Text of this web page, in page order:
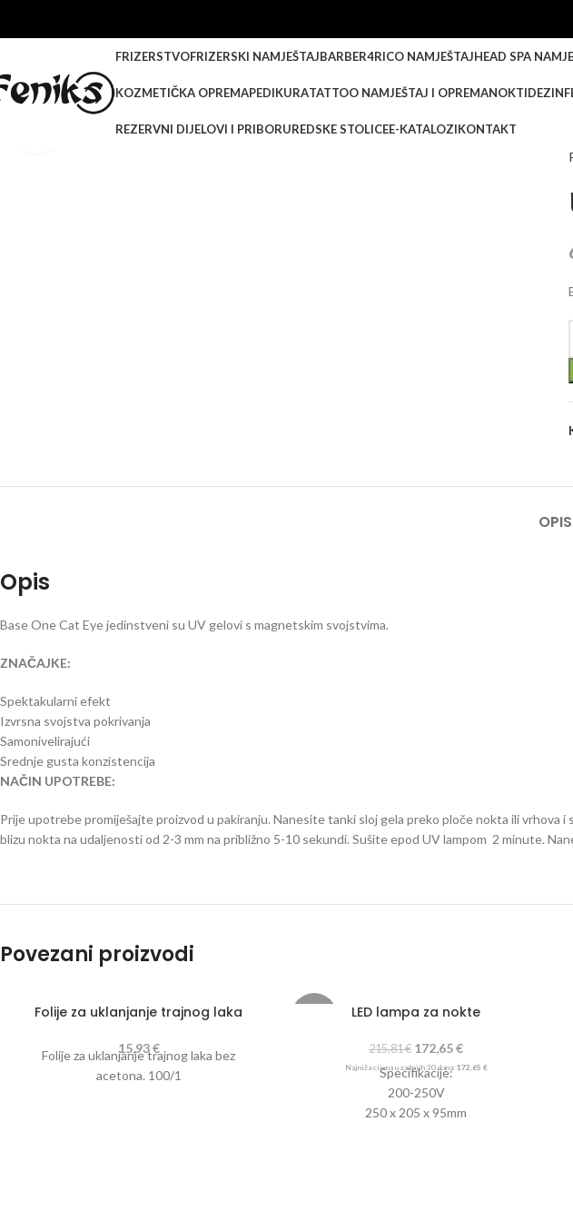
FRIZERSTVOFRIZERSKI NAMJEŠTAJBARBER4RICO NAMJEŠTAJHEAD SPA
KOZMETIČKA OPREMAPEDIKURATATTOO NAMJEŠTAJ I OPREMANOKTI
REZERVNI DIJELOVI I PRIBORUREDSKE STOLICEE-KATALOZIKONTAKT
Klikni za veću sliku
OPIS
Opis
Base One Cat Eye jedinstveni su UV gelovi s magnetskim svojstvima.
ZNAČAJKE:
Spektakularni efekt
Izvrsna svojstva pokrivanja
Samonivelirajući
Srednje gusta konzistencija
NAČIN UPOTREBE:
Prije upotrebe promiješajte proizvod u pakiranju. Nanesite tanki sloj gela preko ploče nokta ili
blizu nokta na udaljenosti od 2-3 mm na približno 5-10 sekundi. Sušite epod UV lampom 2 minute.
Povezani proizvodi
Folije za uklanjanje trajnog laka
15,93€
Folije za uklanjanje trajnog laka bez
acetona. 100/1
LED lampa za nokte
215,81€ 172,65€
Najniža cijena u zadnjih 30 dana: 172,65 €
Specifikacije:
200-250V
250 x 205 x 95mm